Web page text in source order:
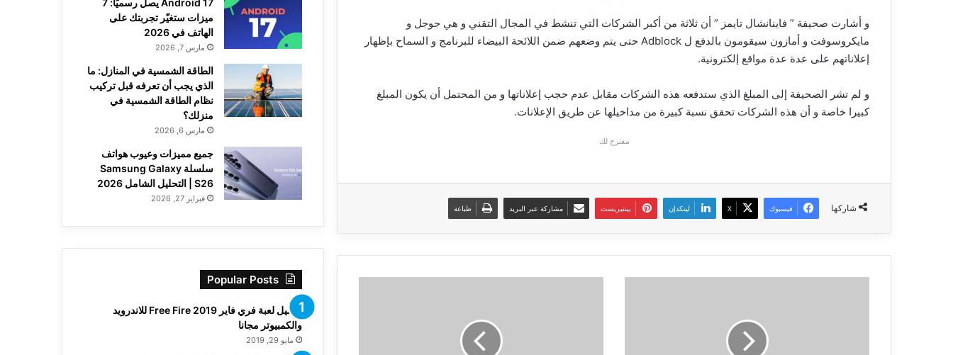
و أشارت صحيفة ” فاينانشال تايمز ” أن ثلاثة من أكبر الشركات التي تنشط في المجال التقني و هي جوجل و
مايكروسوفت و أمازون سيقومون بالدفع ل Adblock حتى يتم وضعهم ضمن اللائحة البيضاء للبرنامج و السماح بإظهار
إعلاناتهم على عدة عدة مواقع إلكترونية.
و لم تشر الصحيفة إلى المبلغ الذي ستدفعه هذه الشركات مقابل عدم حجب إعلاناتها و من المحتمل أن يكون المبلغ
كبيرا خاصة و أن هذه الشركات تحقق نسبة كبيرة من مداخيلها عن طريق الإعلانات.
مقترح لك
شاركها فيسبوك ‫X لينكدإن بينتيريست مشاركة عبر البريد طباعة
Android 17 يصل رسميًا: 7
ميزات ستغيّر تجربتك على
الهاتف في 2026
مارس 7, 2026
الطاقة الشمسية في المنازل: ما
الذي يجب أن تعرفه قبل تركيب
نظام الطاقة الشمسية في
منزلك؟
مارس 6, 2026
جميع مميزات وعيوب هواتف
سلسلة Samsung Galaxy
S26 | التحليل الشامل 2026
فبراير 27, 2026
Popular Posts
تحميل لعبة فري فاير Free Fire 2019 للاندرويد
والكمبيوتر مجانا
مايو 29, 2019